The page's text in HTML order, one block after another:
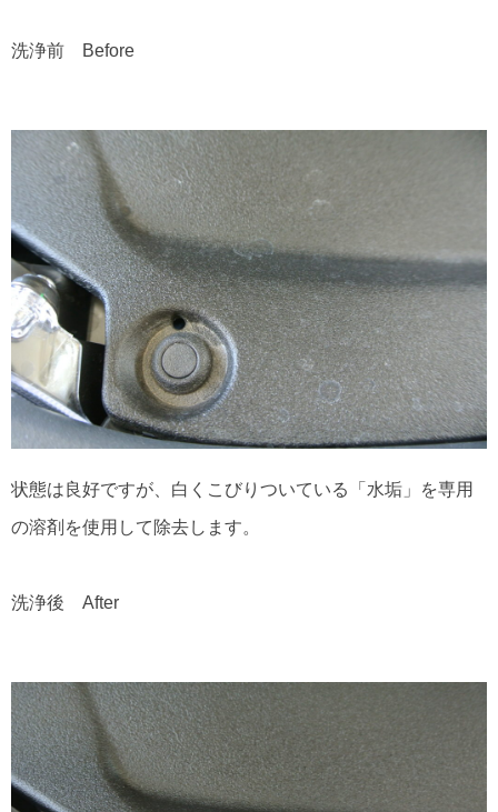
洗浄前 Before
状態は良好ですが、白くこびりついている「水垢」を専用
の溶剤を使用して除去します。
洗浄後 After